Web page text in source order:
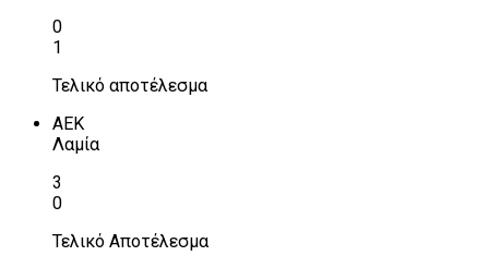
0
1
Τελικό αποτέλεσμα
ΑΕΚ
Λαμία
3
0
Τελικό Αποτέλεσμα